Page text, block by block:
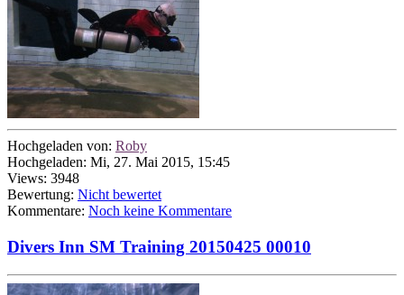
Hochgeladen von: Roby
Hochgeladen: Mi, 27. Mai 2015, 15:45
Views: 3948
Bewertung: Nicht bewertet
Kommentare: Noch keine Kommentare
Divers Inn SM Training 20150425 00010